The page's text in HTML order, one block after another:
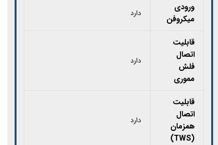
ورودی
میکروفن
دارد
قابلیت
اتصال
فلش
مموری
دارد
قابلیت
اتصال
همزمان
(TWS)
دارد